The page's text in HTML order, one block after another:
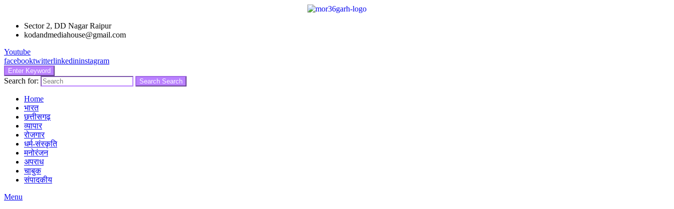
Sector 2, DD Nagar Raipur
kodandmediahouse@gmail.com
Youtube
facebooktwitterlinkedininstagram
Enter Keyword
Search for: Search Search
Home
भारत
छत्तीसगढ़
व्यापार
रोजगार
धर्म-संस्कृति
मनोरंजन
अपराध
चाबुक
संपादकीय
Menu